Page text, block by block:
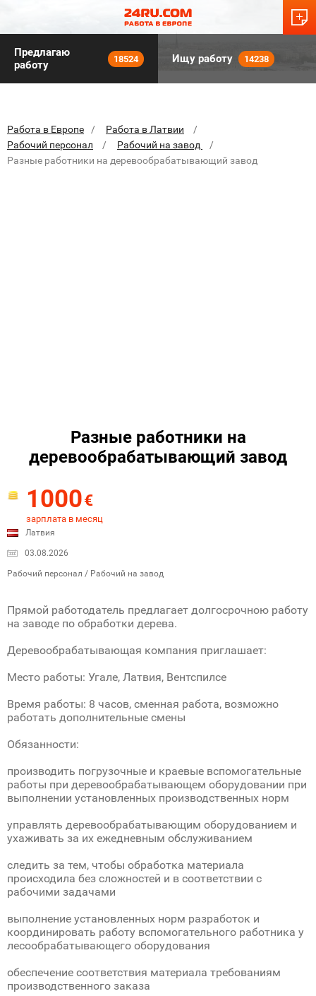
Предлагаю
работу
18524 Ищу работу 14238
Работа в Европе
Работа в Латвии
Рабочий персонал
Рабочий на завод
Разные работники на деревообрабатывающий завод
Разные работники на
деревообрабатывающий завод
1000€
зарплата в месяц
Латвия
03.08.2026
Рабочий персонал / Рабочий на завод
Прямой работодатель предлагает долгосрочною работу
на заводе по обработки дерева.
Деревообрабатывающая компания приглашает:
Место работы: Угале, Латвия, Вентспилсе
Время работы: 8 часов, сменная работа, возможно
работать дополнительные смены
Обязанности:
производить погрузочные и краевые вспомогательные
работы при деревообрабатывающем оборудовании при
выполнении установленных производственных норм
управлять деревообрабатывающим оборудованием и
ухаживать за их ежедневным обслуживанием
следить за тем, чтобы обработка материала
происходила без сложностей и в соответствии с
рабочими задачами
выполнение установленных норм разработок и
координировать работу вспомогательного работника у
лесообрабатывающего оборудования
обеспечение соответствия материала требованиям
производственного заказа